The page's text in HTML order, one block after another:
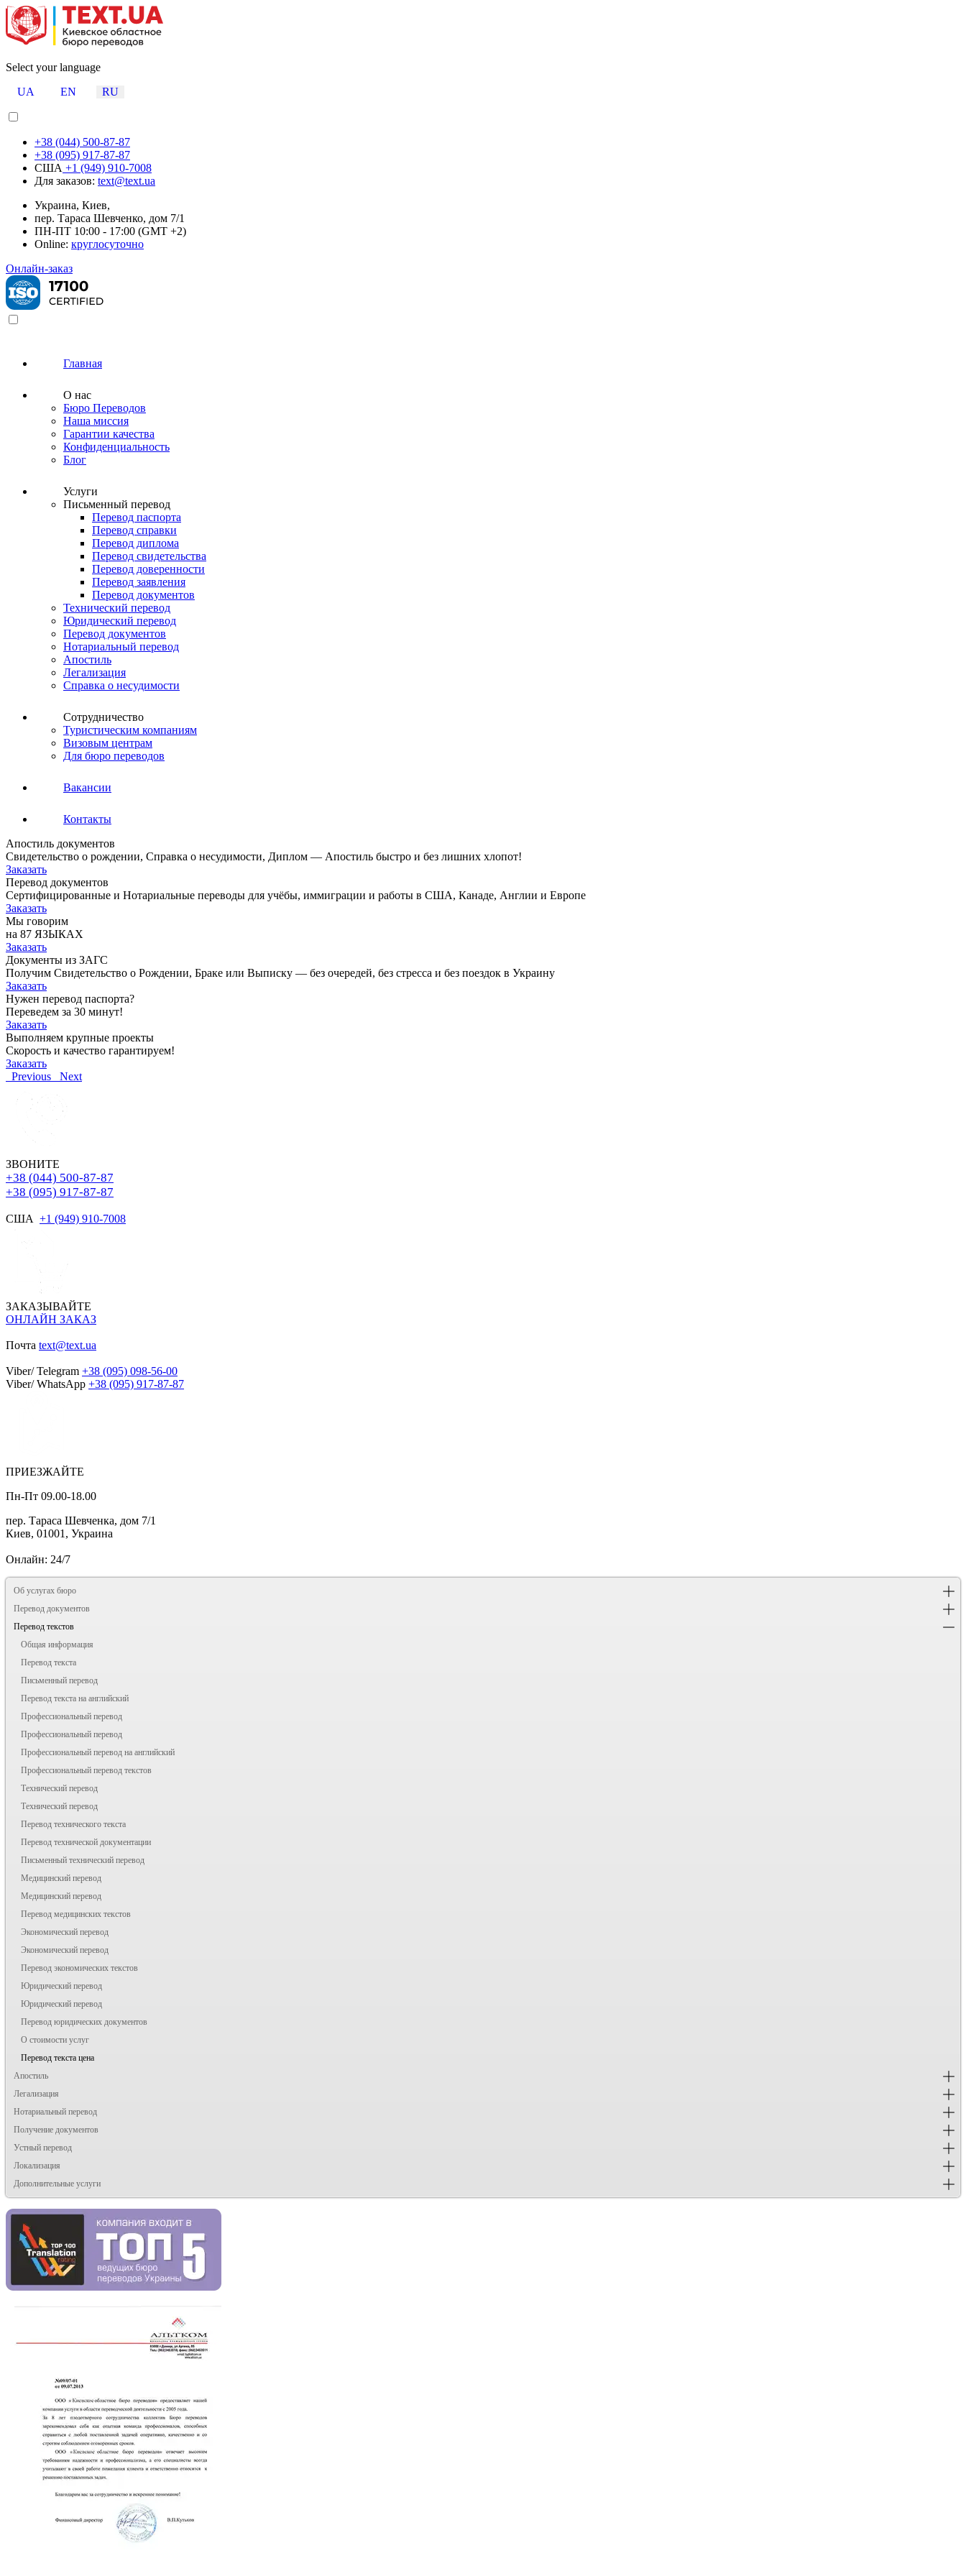
Select your language
UA
EN RU
+38 (044) 500-87-87
+38 (095) 917-87-87
США +1 (949) 910-7008
Для заказов: text@text.ua
Украина, Киев,
пер. Тараса Шевченко, дом 7/1
ПН-ПТ 10:00 - 17:00 (GMT +2)
Online: круглосуточно
Онлайн-заказ
Главная
О нас
Бюро Переводов
Наша миссия
Гарантии качества
Конфиденциальность
Блог
Услуги
Письменный перевод
Перевод паспорта
Перевод справки
Перевод диплома
Перевод свидетельства
Перевод доверенности
Перевод заявления
Перевод документов
Технический перевод
Юридический перевод
Перевод документов
Нотариальный перевод
Апостиль
Легализация
Справка о несудимости
Сотрудничество
Туристическим компаниям
Визовым центрам
Для бюро переводов
Вакансии
Контакты
Апостиль документов
Свидетельство о рождении, Справка о несудимости, Диплом — Апостиль быстро и без лишних хлопот!
Заказать
Перевод документов
Сертифицированные и Нотариальные переводы для учёбы, иммиграции и работы в США, Канаде, Англии и Европе
Заказать
Мы говорим
на 87 ЯЗЫКАХ
Заказать
Документы из ЗАГС
Получим Свидетельство о Рождении, Браке или Выписку — без очередей, без стресса и без поездок в Украину
Заказать
Нужен перевод паспорта?
Переведем за 30 минут!
Заказать
Выполняем крупные проекты
Скорость и качество гарантируем!
Заказать
Previous
Next
ЗВОНИТЕ
+38 (044) 500-87-87
+38 (095) 917-87-87
США +1 (949) 910-7008
ЗАКАЗЫВАЙТЕ
ОНЛАЙН ЗАКАЗ
Почта text@text.ua
Viber/ Telegram +38 (095) 098-56-00
Viber/ WhatsApp +38 (095) 917-87-87
ПРИЕЗЖАЙТЕ
Пн-Пт 09.00-18.00
пер. Тараса Шевченка, дом 7/1
Киев, 01001, Украина
Онлайн: 24/7
Об услугах бюро
Перевод документов
Перевод текстов
Общая информация
Перевод текста
Письменный перевод
Перевод текста на английский
Профессиональный перевод
Профессиональный перевод
Профессиональный перевод на английский
Профессиональный перевод текстов
Технический перевод
Технический перевод
Перевод технического текста
Перевод технической документации
Письменный технический перевод
Медицинский перевод
Медицинский перевод
Перевод медицинских текстов
Экономический перевод
Экономический перевод
Перевод экономических текстов
Юридический перевод
Юридический перевод
Перевод юридических документов
О стоимости услуг
Перевод текста цена
Апостиль
Легализация
Нотариальный перевод
Получение документов
Устный перевод
Локализация
Дополнительные услуги